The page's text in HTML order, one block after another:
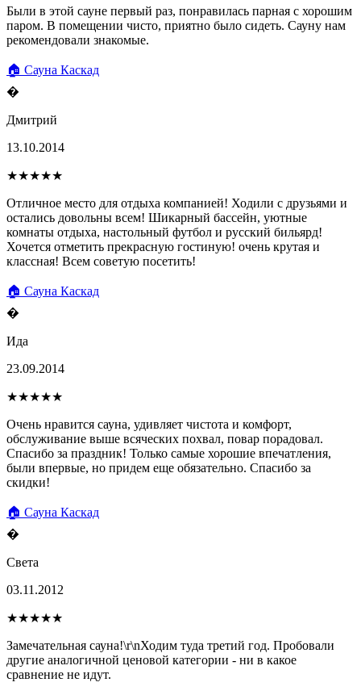
Были в этой сауне первый раз, понравилась парная с хорошим
паром. В помещении чисто, приятно было сидеть. Сауну нам
рекомендовали знакомые.
🏠 Сауна Каскад
�
Дмитрий
13.10.2014
★★★★★
Отличное место для отдыха компанией! Ходили с друзьями и
остались довольны всем! Шикарный бассейн, уютные
комнаты отдыха, настольный футбол и русский бильярд!
Хочется отметить прекрасную гостиную! очень крутая и
классная! Всем советую посетить!
🏠 Сауна Каскад
�
Ида
23.09.2014
★★★★★
Очень нравится сауна, удивляет чистота и комфорт,
обслуживание выше всяческих похвал, повар порадовал.
Спасибо за праздник! Только самые хорошие впечатления,
были впервые, но придем еще обязательно. Спасибо за
скидки!
🏠 Сауна Каскад
�
Света
03.11.2012
★★★★★
Замечательная сауна!\r\nХодим туда третий год. Пробовали
другие аналогичной ценовой категории - ни в какое
сравнение не идут.